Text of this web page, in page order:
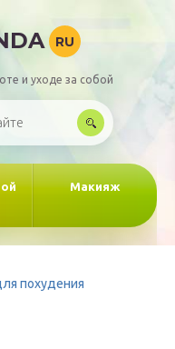
RU
и уходе за собой
Макияж
похудения